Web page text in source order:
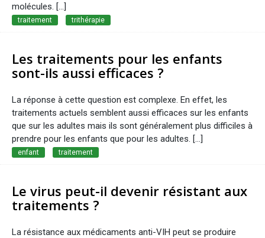
molécules. [...]
traitement trithérapie
Les traitements pour les enfants
sont-ils aussi efficaces ?
La réponse à cette question est complexe. En effet, les
traitements actuels semblent aussi efficaces sur les enfants
que sur les adultes mais ils sont généralement plus difficiles à
prendre pour les enfants que pour les adultes. [...]
enfant traitement
Le virus peut-il devenir résistant aux
traitements ?
La résistance aux médicaments anti-VIH peut se produire